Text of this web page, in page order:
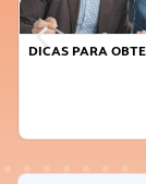
DICAS PARA